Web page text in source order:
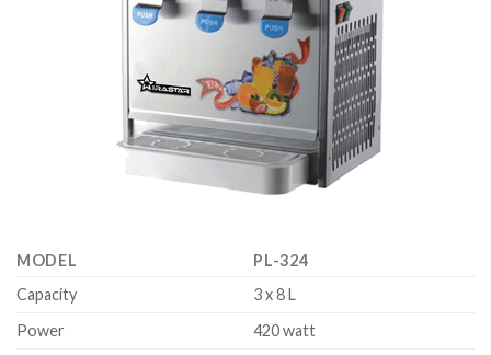
MODEL
PL-324
Capacity
3 x 8 L
Power
420 watt